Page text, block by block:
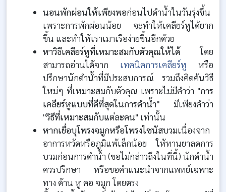
นอนพักผ่อนให้เพียงพอก่อนไปดำน้ำในวันรุ่งขึ้น
เพราะการพักผ่อนน้อย จะทำให้เคลียร์หูได้ยาก
ขึ้น และทำให้เราเมาเรือง่ายขึ้นอีกด้วย
หาวิธีเคลียร์หูที่เหมาะสมกับตัวคุณให้ได้โดย
สามารถอ่านได้จาก เทคนิคการเคลียร์หู หรือ
ปรึกษานักดำน้ำที่มีประสบการณ์ รวมถึงคิดค้นวิธี
ใหม่ๆ ที่เหมาะสมกับตัวคุณ เพราะไม่มีคำว่า "การ
เคลียร์หูแบบที่ดีที่สุดในการดำน้ำ" มีเพียงคำว่า
"วิธีที่เหมาะสมกับแต่ละคน" เท่านั้น
หากเยื่อบุโพรงจมูกหรือโพรงไซนัสบวมเนื่องจาก
อาการหวัดหรือภูมิแพ้เล็กน้อย ให้ทานยาลดการ
บวมก่อนการดำน้ำ (ขอไม่กล่าวถึงในที่นี้) นักดำน้ำ
ควรปรึกษา หรือขอคำแนะนำจากแพทย์เฉพาะ
ทาง ด้าน หู คอ จมูก โดยตรง